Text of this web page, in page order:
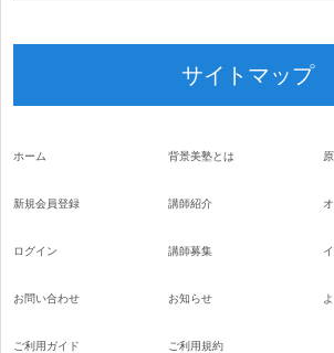
サイトマップ
ホーム
新規会員登録
ログイン
お問い合わせ
背景美塾とは
講師紹介
講師募集
お知らせ
ご利用ガイド ご利用規約